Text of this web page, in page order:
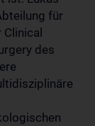
für
Clinical
des